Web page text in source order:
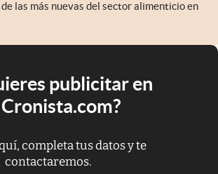
de las más nuevas del sector alimenticio en
publicitar en
Cronista.com?
completa tus datos y te
contactaremos.